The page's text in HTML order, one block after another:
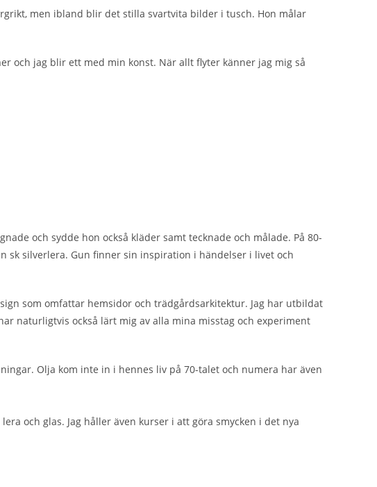
men ibland blir det stilla svartvita bilder i tusch. Hon målar
och jag blir ett med min konst. När allt flyter känner jag mig så
och sydde hon också kläder samt tecknade och målade. På 80-
sk silverlera. Gun finner sin inspiration i händelser i livet och
som omfattar hemsidor och trädgårdsarkitektur. Jag har utbildat
naturligtvis också lärt mig av alla mina misstag och experiment
Olja kom inte in i hennes liv på 70-talet och numera har även
och glas. Jag håller även kurser i att göra smycken i det nya